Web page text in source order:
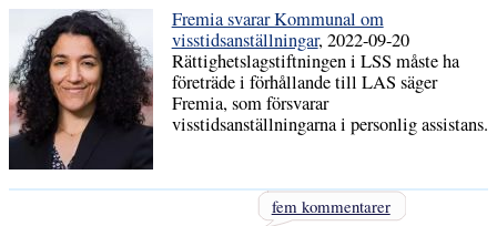
Fremia svarar Kommunal om
visstidsanställningar, 2022-09-20
Rättighetslagstiftningen i LSS måste ha
företräde i förhållande till LAS säger
Fremia, som försvarar
visstidsanställningarna i personlig assistans.
fem kommentarer